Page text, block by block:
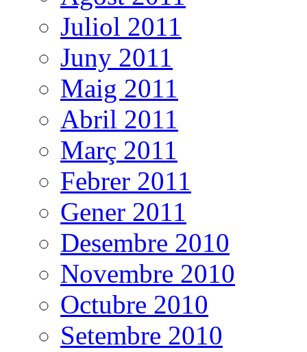
Juliol 2011
Juny 2011
Maig 2011
Abril 2011
Març 2011
Febrer 2011
Gener 2011
Desembre 2010
Novembre 2010
Octubre 2010
Setembre 2010